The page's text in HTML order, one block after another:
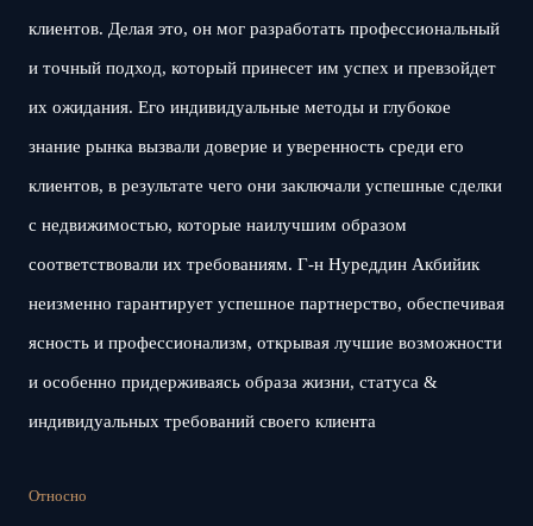
клиентов. Делая это, он мог разработать профессиональный
и точный подход, который принесет им успех и превзойдет
их ожидания. Его индивидуальные методы и глубокое
знание рынка вызвали доверие и уверенность среди его
клиентов, в результате чего они заключали успешные сделки
с недвижимостью, которые наилучшим образом
соответствовали их требованиям. Г-н Нуреддин Акбийик
неизменно гарантирует успешное партнерство, обеспечивая
ясность и профессионализм, открывая лучшие возможности
и особенно придерживаясь образа жизни, статуса &
индивидуальных требований своего клиента
Относно